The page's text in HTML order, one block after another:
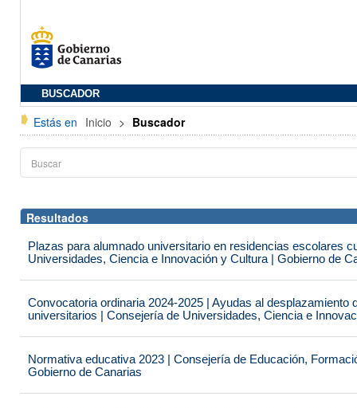
BUSCADOR
Estás en Inicio > Buscador
Resultados
Plazas para alumnado universitario en residencias escolares
Universidades, Ciencia e Innovación y Cultura | Gobierno de
Convocatoria ordinaria 2024-2025 | Ayudas al desplazamiento
universitarios | Consejería de Universidades, Ciencia e
Normativa educativa 2023 | Consejería de Educación,
Gobierno de Canarias